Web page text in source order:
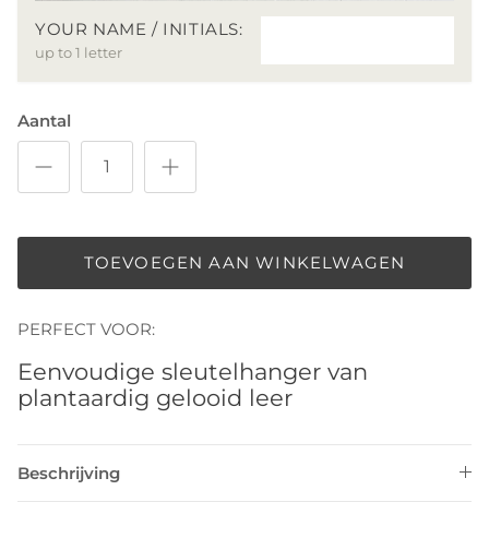
YOUR NAME / INITIALS:
up to 1 letter
Aantal
TOEVOEGEN AAN WINKELWAGEN
PERFECT VOOR:
Eenvoudige sleutelhanger van
plantaardig gelooid leer
Beschrijving